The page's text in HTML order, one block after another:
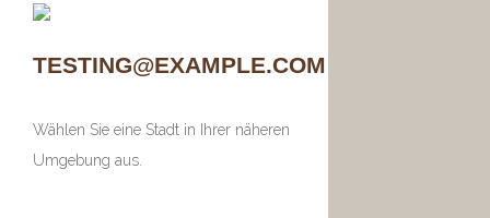
TESTING@EXAMPLE.COM
Wählen Sie eine Stadt in Ihrer näheren
Umgebung aus.